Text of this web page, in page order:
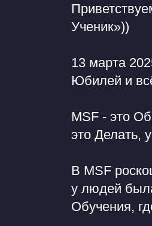
Ученик»))
13 марта
Юбилей и
MSF - это
это Делать,
В MSF
у людей
Обучения,